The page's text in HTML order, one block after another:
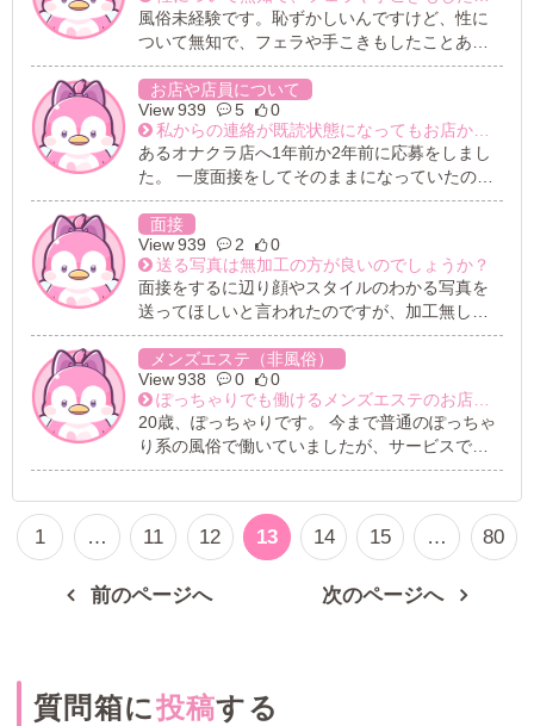
風俗未経験です。恥ずかしいんですけど、性に
ついて無知で、フェラや手こきもしたことあり
ません、、それでも出来る仕事ありますか？
お店や店員について
939
5
0
私からの連絡が既読状態になってもお店から返事をいただけません。これについて、どう思われますか？
あるオナクラ店へ1年前か2年前に応募をしまし
た。 一度面接をしてそのままになっていたので
すが、最近になってそのオナクラ店へ連絡して
体験入店をさせていただくことになりました。
それから、少し早めに体験させていただきたく
なり連絡をしてみました。 既読になったものの1
日経っても返事がないので、再度連絡しました
が同じく返事がありません。 これについて、皆
さい。
面接
939
2
0
送る写真は無加工の方が良いのでしょうか？
面接をするに辺り顔やスタイルのわかる写真を
送ってほしいと言われたのですが、加工無しの
方が良いのでしょうか？ 正直写真写りが悪いの
でそれで落とされるのもショックだなと…
メンズエステ（非風俗）
938
0
0
ぽっちゃりでも働けるメンズエステのお店はありますか？
20歳、ぽっちゃりです。 今まで普通のぽっちゃ
り系の風俗で働いていましたが、サービスでマ
ッサージしてあげたらお客様が喜んでくれたの
ようと思っています。 ただ、エステって細い子
が多いイメージがあって、私みたいなぽっちゃ
りの女の子は向かない気がしてます。 ぽっちゃ
り専門のメンズエステとかってあるんですか？
1 … 11 12 13 14 15 … 80
前のページへ 次のページへ
質問箱に投稿する